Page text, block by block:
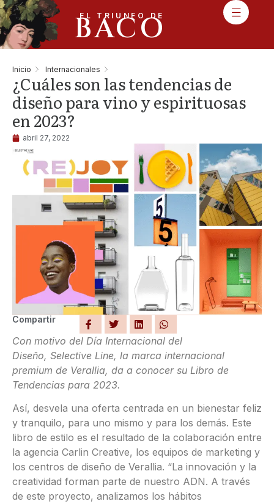
EL TRIUNFO DE
BACO
Inicio Internacionales
¿Cuáles son las tendencias de
diseño para vino y espirituosas
en 2023?
abril 27, 2022
Compartir
Con motivo del Día Internacional del
Diseño, Selective Line, la marca internacional
premium de Verallia, da a conocer su Libro de
Tendencias para 2023.
Así, desvela una oferta centrada en un bienestar feliz
y tranquilo, para uno mismo y para los demás. Este
libro de estilo es el resultado de la colaboración entre
la agencia Carlin Creative, los equipos de marketing y
los centros de diseño de Verallia. “La innovación y la
creatividad forman parte de nuestro ADN. A través
de este proyecto, analizamos los hábitos